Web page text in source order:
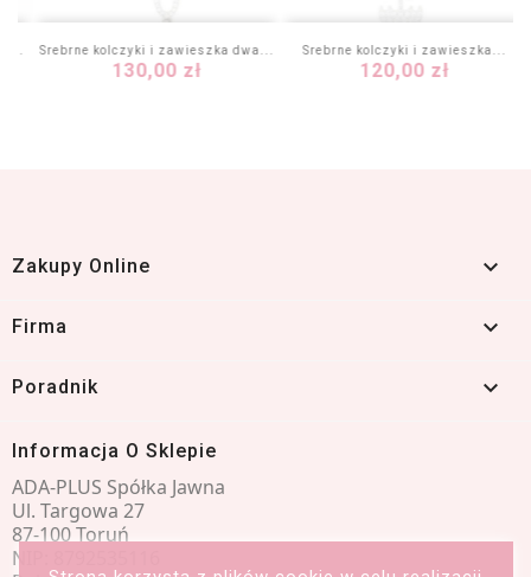
Srebrne kolczyki i zawieszka dwa...
Cena
130,00 zł
Srebrne kolczyki i zawieszka...
Cena
120,00 zł
Zakupy Online 
Firma 
Poradnik 
Informacja O Sklepie
ADA-PLUS Spółka Jawna
Ul. Targowa 27
87-100 Toruń
NIP: 8792535116